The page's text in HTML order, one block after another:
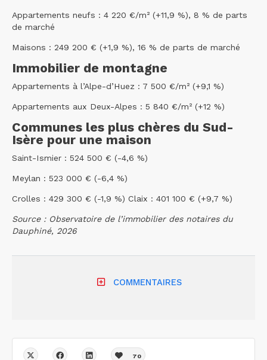
Appartements neufs : 4 220 €/m² (+11,9 %), 8 % de parts
de marché
Maisons : 249 200 € (+1,9 %), 16 % de parts de marché
Immobilier de montagne
Appartements à l’Alpe-d’Huez : 7 500 €/m² (+9,1 %)
Appartements aux Deux-Alpes : 5 840 €/m² (+12 %)
Communes les plus chères du Sud-
Isère pour une maison
Saint-Ismier : 524 500 € (-4,6 %)
Meylan : 523 000 € (-6,4 %)
Crolles : 429 300 € (-1,9 %) Claix : 401 100 € (+9,7 %)
Source : Observatoire de l’immobilier des notaires du
Dauphiné, 2026
COMMENTAIRES
70